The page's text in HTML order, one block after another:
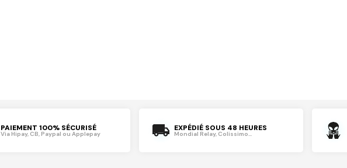
PAIEMENT 100% SÉCURISÉ
Via Hipay, CB, Paypal ou Applepay
EXPÉDIÉ SOUS 48 HEURES
Mondial Relay, Colissimo...